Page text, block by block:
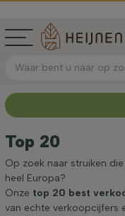
Sorteer op
Beschikbaar
Hoogte bij levering
Top 20
Op zoek naar struiken
heel Europa?
Onze top 20 best
van echte verkoopcijfers